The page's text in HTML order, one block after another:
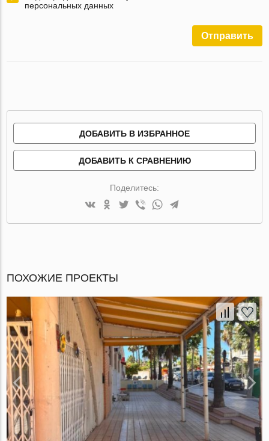
персональных данных
Отправить
ДОБАВИТЬ В ИЗБРАННОЕ
ДОБАВИТЬ К СРАВНЕНИЮ
Поделитесь:
ПОХОЖИЕ ПРОЕКТЫ